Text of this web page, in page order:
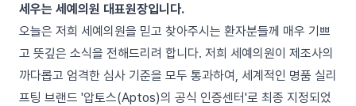
세우는 세예의원 대표원장입니다.
오늘은 저희 세예의원을 믿고 찾아주시는 환자분들께 매우 기쁘
고 뜻깊은 소식을 전해드리려 합니다. 저희 세예의원이 제조사의
까다롭고 엄격한 심사 기준을 모두 통과하여, 세계적인 명품 실리
프팅 브랜드 '압토스(Aptos)의 공식 인증센터'로 최종 지정되었